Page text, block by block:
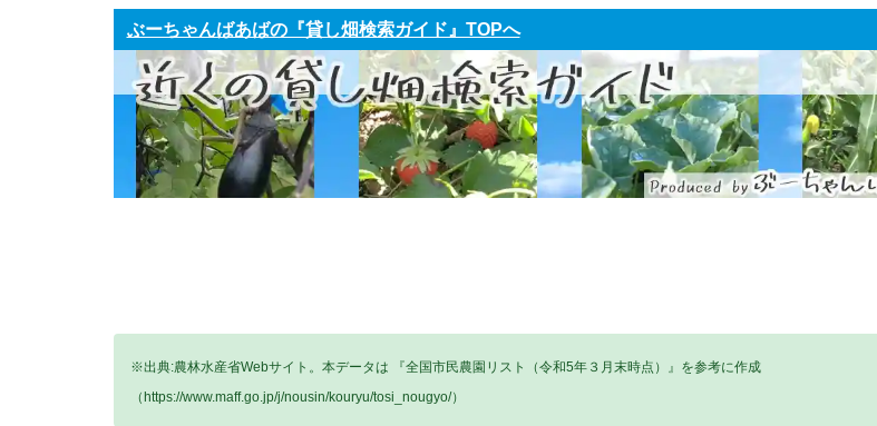
ぶーちゃんばあばの『貸し畑検索ガイド』TOPへ
※出典:農林水産省Webサイト。本データは 『全国市民農園リスト（令和5年３月末時点）』を参考に作成
（https://www.maff.go.jp/j/nousin/kouryu/tosi_nougyo/）